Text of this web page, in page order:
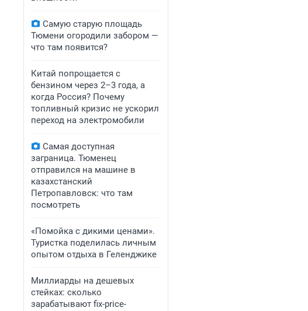
Самую старую площадь
Тюмени огородили забором —
что там появится?
Китай попрощается с
бензином через 2–3 года, а
когда Россия? Почему
топливный кризис не ускорил
переход на электромобили
Самая доступная
заграница. Тюменец
отправился на машине в
казахстанский
Петропавловск: что там
посмотреть
«Помойка с дикими ценами».
Туристка поделилась личным
опытом отдыха в Геленджике
Миллиарды на дешевых
стейках: сколько
зарабатывают fix-price-